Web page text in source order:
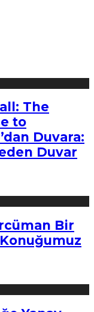
The
to
Duvara:
Duvar
Bir